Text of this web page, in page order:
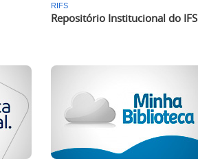
RIFS
Repositório Institucional do IFS